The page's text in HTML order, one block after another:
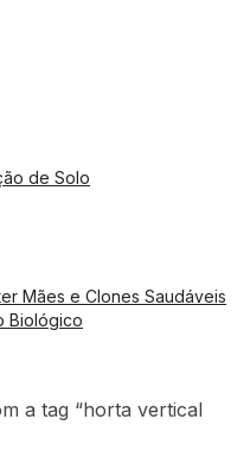
de Solo
Mães e Clones Saudáveis
Biológico
a tag “horta vertical